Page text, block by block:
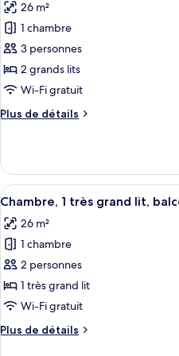
Chambre
Deluxe,
grand
lit
les
photos
pour
ce
type
chambre :
2
grands
lits
26 m²
1 chambre
3 personnes
2 grands lits
Wi-Fi gratuit
Plus de détails
Plus
le
type
de
Chambre
Club,
grands
lits
Afficher
toutes
les
photos
pour
ce
type
chambre :
9
Chambre, 1 très grand lit,
26 m²
1 chambre
2 personnes
1 très grand lit
Wi-Fi gratuit
Plus de détails
Plus